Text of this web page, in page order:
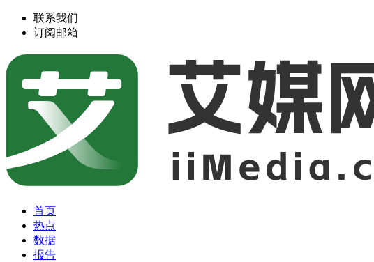
联系我们
订阅邮箱
首页
热点
数据
报告